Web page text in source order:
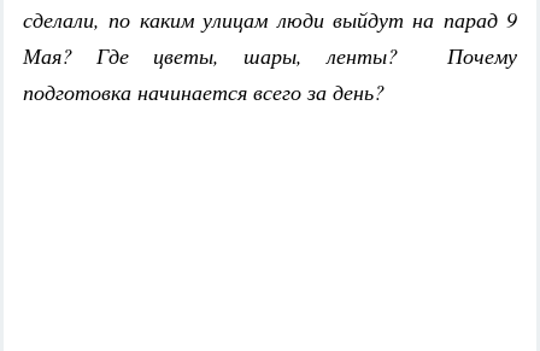
сделали, по каким улицам люди выйдут на парад 9
Мая? Где цветы, шары, ленты? Почему
подготовка начинается всего за день?